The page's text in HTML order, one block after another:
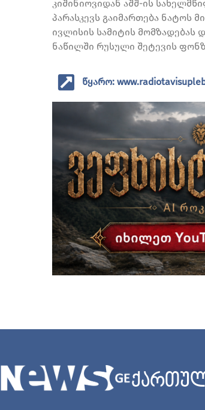
კიშინიოვიდან აშშ-ის
პარასკევს გაიმართება ნატოს
ივლისის სამიტის
ნაწილში რუსული შეტევის
წყარო: